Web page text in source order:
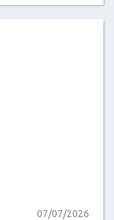
07/07/2026